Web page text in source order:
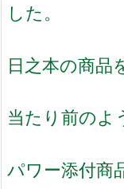
した。
日之本の商
当たり前の
パワー添付